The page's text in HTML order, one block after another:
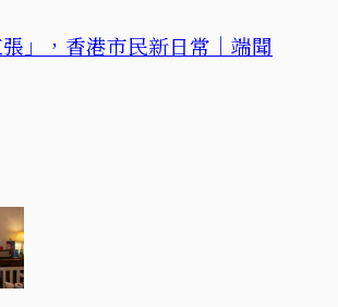
張」，香港市民新日常｜端聞